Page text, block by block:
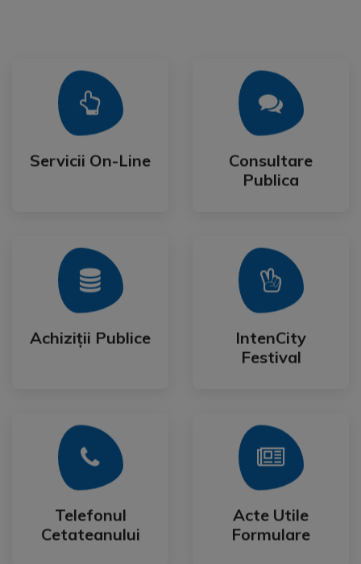
Servicii On-Line
Servicii On-Line
Mai Mult
Consultare
Publica
Consultare
Publica
Mai Mult
Achiziții Publice
Achiziții Publice
Mai Mult
IntenCity
Festival
IntenCity
Festival
Mai Mult
Telefonul
Cetateanului
Telefonul
Cetateanului
Mai Mult
Acte Utile
Formulare
Acte Utile
Formulare
Mai Mult